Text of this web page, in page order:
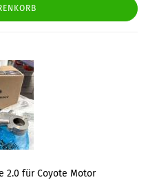
2.0 für Coyote Motor